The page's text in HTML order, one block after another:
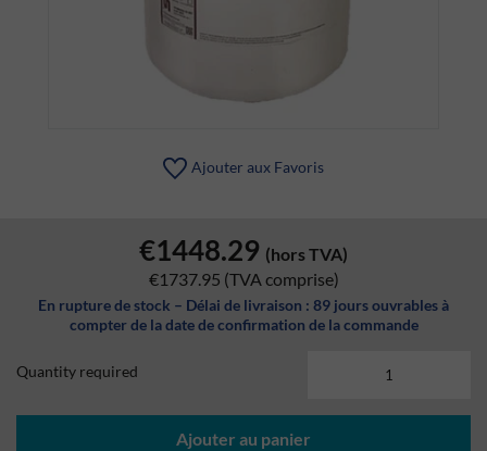
Ajouter aux Favoris
€1448.29 (hors TVA)
€1737.95 (TVA comprise)
En rupture de stock – Délai de livraison : 89 jours ouvrables à
compter de la date de confirmation de la commande
Quantity required
Ajouter au panier